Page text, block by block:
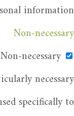
information.
Non-necessary
Non-necessary
necessary
specifically to